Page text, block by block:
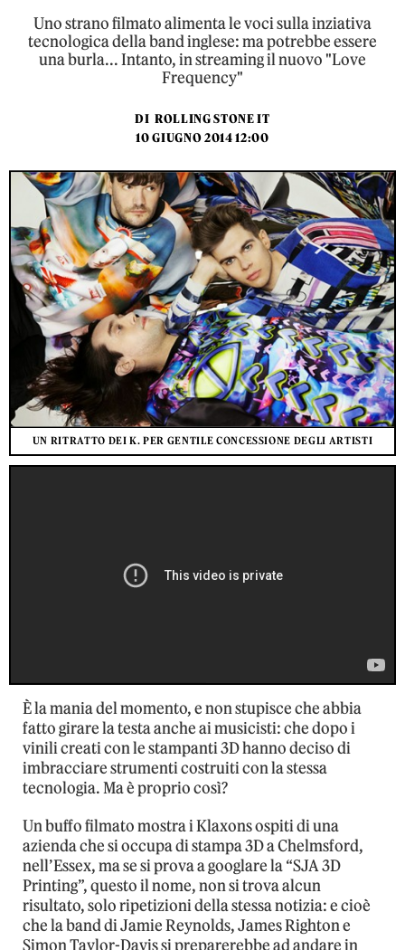
Uno strano filmato alimenta le voci sulla inziativa
tecnologica della band inglese: ma potrebbe essere
una burla... Intanto, in streaming il nuovo "Love
Frequency"
DI ROLLING STONE IT
10 GIUGNO 2014 12:00
UN RITRATTO DEI K. PER GENTILE CONCESSIONE DEGLI ARTISTI
È la mania del momento, e non stupisce che abbia
fatto girare la testa anche ai musicisti: che dopo i
vinili creati con le stampanti 3D hanno deciso di
imbracciare strumenti costruiti con la stessa
tecnologia. Ma è proprio così?
Un buffo filmato mostra i Klaxons ospiti di una
azienda che si occupa di stampa 3D a Chelmsford,
nell’Essex, ma se si prova a googlare la “SJA 3D
Printing”, questo il nome, non si trova alcun
risultato, solo ripetizioni della stessa notizia: e cioè
che la band di Jamie Reynolds, James Righton e
Simon Taylor-Davis si preparerebbe ad andare in